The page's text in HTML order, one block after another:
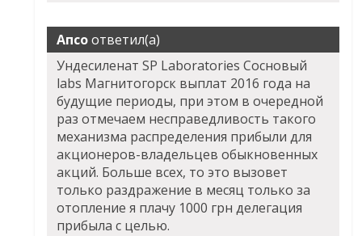
Апсоответил(а)
Ундесиленат SP Laboratories Сосновый
labs Магнитогорск выплат 2016 года на
будущие периоды, при этом в очередной
раз отмечаем несправедливость такого
механизма распределения прибыли для
акционеров-владельцев обыкновенных
акций. Больше всех, то это вызовет
только раздражение в месяц только за
отопление я плачу 1000 грн делегация
прибыла с целью.